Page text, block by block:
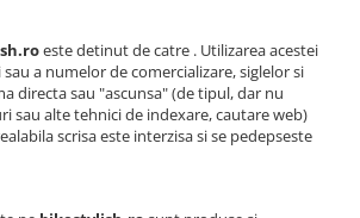
este detinut de catre . Utilizarea acestei
a numelor de comercializare, siglelor si
directa sau "ascunsa" (de tipul, dar nu
sau alte tehnici de indexare, cautare web)
scrisa este interzisa si se pedepseste